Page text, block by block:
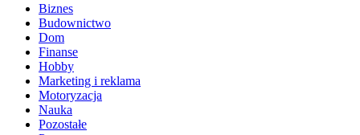
Biznes
Budownictwo
Dom
Finanse
Hobby
Marketing i reklama
Motoryzacja
Nauka
Pozostałe